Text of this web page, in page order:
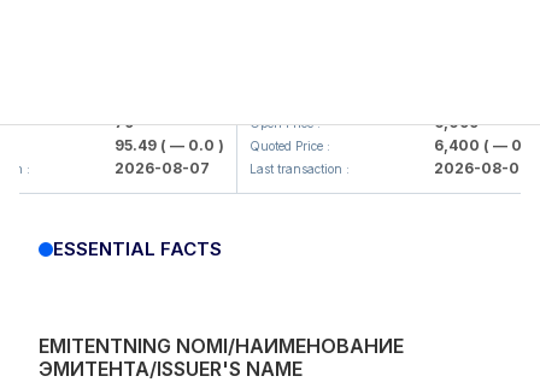
79
95.49( — 0.0 )
2026-08-07
Open Price : 6,099
Quoted Price : 6,400( — 0.0 )
Last transaction : 2026-08-07
ESSENTIAL FACTS
EMITENTNING NOMI/НАИМЕНОВАНИЕ
ЭМИТЕНТА/ISSUER'S NAME